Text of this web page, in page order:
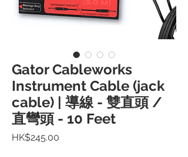
Gator Cableworks
Instrument Cable (jack
cable) | 導線 - 雙直頭 /
直彎頭 - 10 Feet
HK$245.00